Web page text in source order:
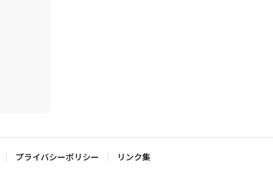
プライバシーポリシー リンク集